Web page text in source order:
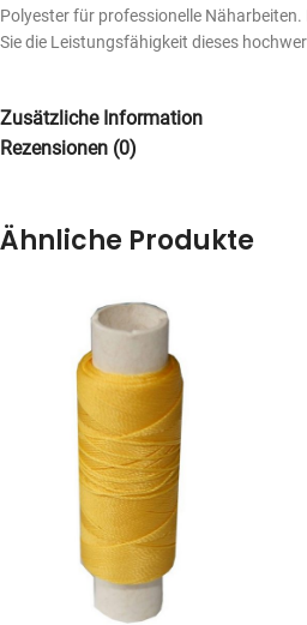
Polyester für professionelle Näharbeiten.
Sie die Leistungsfähigkeit dieses
Zusätzliche Information
Rezensionen (0)
Ähnliche Produkte